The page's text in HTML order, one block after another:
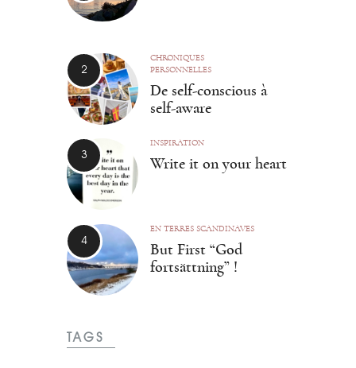
CHRONIQUES
PERSONNELLES
De self-conscious à
self-aware
INSPIRATION
Write it on your heart
EN TERRES SCANDINAVES
But First “God
fortsättning” !
TAGS